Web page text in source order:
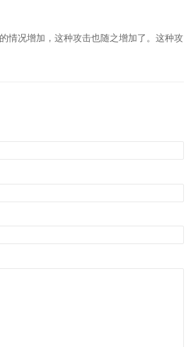
情况增加，这种攻击也随之增加了。这种攻